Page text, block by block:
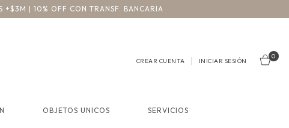
+$3M | 10% OFF CON TRANSF. BANCARIA
CREAR CUENTA INICIAR SESIÓN
0
OBJETOS UNICOS SERVICIOS